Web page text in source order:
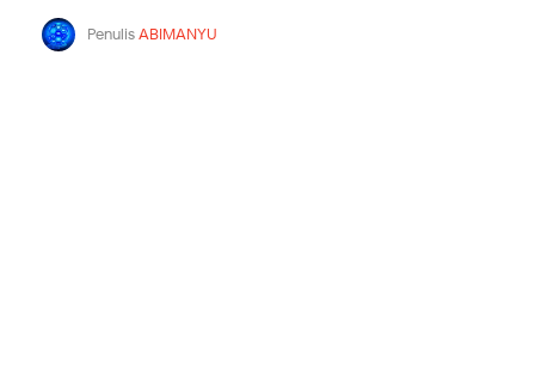
PenulisABIMANYU